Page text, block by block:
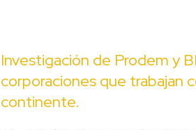
Investigación de Prodem y
corporaciones que trabajan
continente.